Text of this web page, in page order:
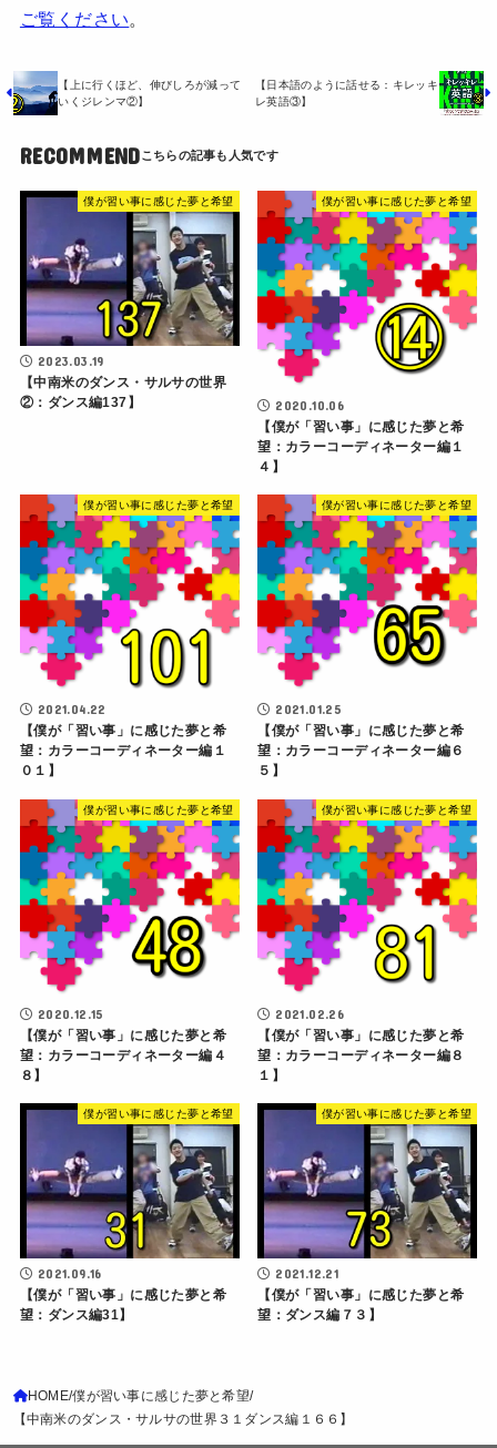
ご覧ください。
【上に行くほど、伸びしろが減って
いくジレンマ②】
【日本語のように話せる：キレッキ
レ英語③】
RECOMMEND
僕が習い事に感じた夢と希望
2023.03.19
【中南米のダンス・サルサの世界
②：ダンス編137】
僕が習い事に感じた夢と希望
2020.10.06
【僕が「習い事」に感じた夢と希
望：カラーコーディネーター編１
４】
僕が習い事に感じた夢と希望
2021.04.22
【僕が「習い事」に感じた夢と希
望：カラーコーディネーター編１
０１】
僕が習い事に感じた夢と希望
2021.01.25
【僕が「習い事」に感じた夢と希
望：カラーコーディネーター編６
５】
僕が習い事に感じた夢と希望
2020.12.15
【僕が「習い事」に感じた夢と希
望：カラーコーディネーター編４
８】
僕が習い事に感じた夢と希望
2021.02.26
【僕が「習い事」に感じた夢と希
望：カラーコーディネーター編８
１】
僕が習い事に感じた夢と希望
2021.09.16
【僕が「習い事」に感じた夢と希
望：ダンス編31】
僕が習い事に感じた夢と希望
2021.12.21
【僕が「習い事」に感じた夢と希
望：ダンス編７３】
HOME 僕が習い事に感じた夢と希望
【中南米のダンス・サルサの世界３１ダンス編１６６】